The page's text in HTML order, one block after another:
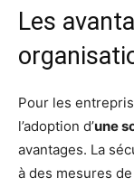
Les
Pour les
l’adoption d’une
avantages. La
à des mesures